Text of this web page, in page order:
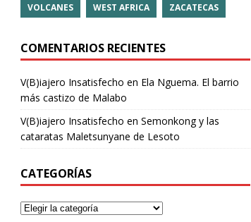
VOLCANES WEST AFRICA ZACATECAS
COMENTARIOS RECIENTES
V(B)iajero Insatisfecho en Ela Nguema. El barrio
más castizo de Malabo
V(B)iajero Insatisfecho en Semonkong y las
cataratas Maletsunyane de Lesoto
CATEGORÍAS